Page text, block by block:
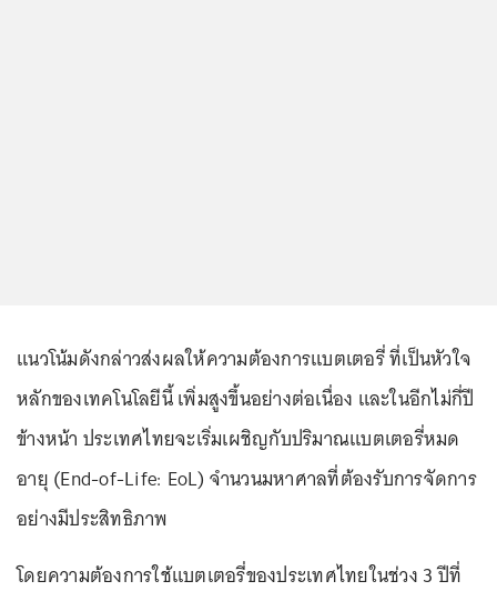
แนวโน้มดังกล่าวส่งผลให้ความต้องการแบตเตอรี่ ที่เป็นหัวใจ
หลักของเทคโนโลยีนี้ เพิ่มสูงขึ้นอย่างต่อเนื่อง และในอีกไม่กี่ปี
ข้างหน้า ประเทศไทยจะเริ่มเผชิญกับปริมาณแบตเตอรี่หมด
อายุ (End-of-Life: EoL) จำนวนมหาศาลที่ต้องรับการจัดการ
อย่างมีประสิทธิภาพ
โดยความต้องการใช้แบตเตอรี่ของประเทศไทยในช่วง 3 ปีที่